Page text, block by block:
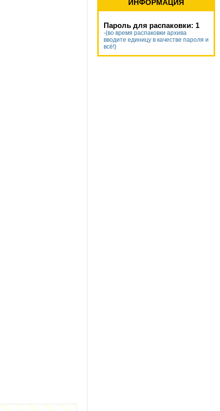
ИНФОРМАЦИЯ
Пароль для распаковки: 1
-(во время распаковки архива
вводите единицу в качестве пароля и
всё!)